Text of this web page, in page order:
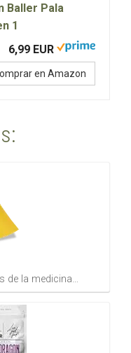
Baller Pala
1
6,99 EUR
en Amazon
de la medicina…